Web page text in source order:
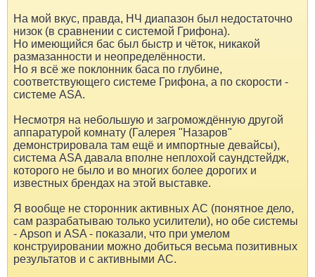
На мой вкус, правда, НЧ диапазон был недостаточно
низок (в сравнении с системой Грифона).
Но имеющийся бас был быстр и чёток, никакой
размазанности и неопределённости.
Но я всё же поклонник баса по глубине,
соответствующего системе Грифона, а по скорости -
системе ASA.
Несмотря на небольшую и загромождённую другой
аппаратурой комнату (Галерея "Назаров"
демонстрировала там ещё и импортные девайсы),
система ASA давала вполне неплохой саундстейдж,
которого не было и во многих более дорогих и
известных брендах на этой выставке.
Я вообще не сторонник активных АС (понятное дело,
сам разрабатываю только усилители), но обе системы
- Apson и ASA - показали, что при умелом
конструировании можно добиться весьма позитивных
результатов и с активными АС.